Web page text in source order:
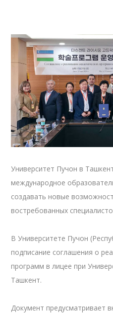
Университет Пучон в
международное
создавать новые
востребованных
В Университете Пучон
подписание соглашения о
программ в лицее при
Ташкент.
Документ предусматривает